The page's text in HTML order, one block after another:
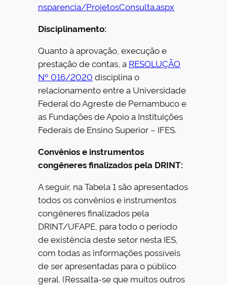
nsparencia/ProjetosConsulta.aspx
Disciplinamento:
Quanto à aprovação, execução e
prestação de contas, a RESOLUÇÃO
Nº 016/2020 disciplina o
relacionamento entre a Universidade
Federal do Agreste de Pernambuco e
as Fundações de Apoio a Instituições
Federais de Ensino Superior – IFES.
Convênios e instrumentos
congêneres finalizados pela DRINT:
A seguir, na Tabela 1 são apresentados
todos os convênios e instrumentos
congêneres finalizados pela
DRINT/UFAPE, para todo o período
de existência deste setor nesta IES,
com todas as informações possíveis
de ser apresentadas para o público
geral. (Ressalta-se que muitos outros